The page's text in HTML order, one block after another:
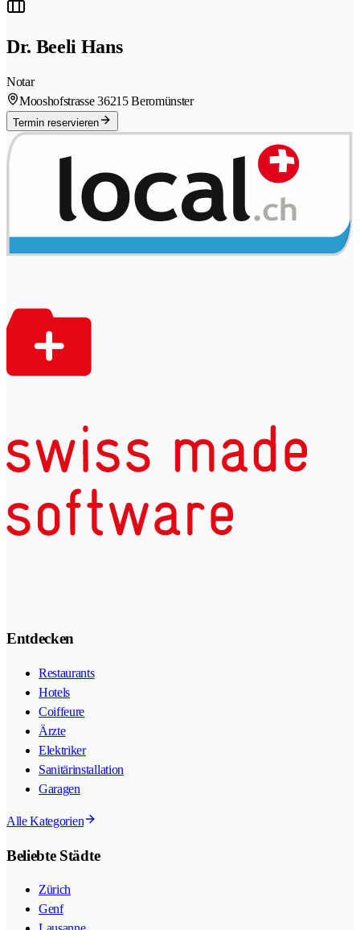
Dr. Beeli Hans
Notar
Mooshofstrasse 36215 Beromünster
Termin reservieren
Entdecken
Restaurants
Hotels
Coiffeure
Ärzte
Elektriker
Sanitärinstallation
Garagen
Alle Kategorien
Beliebte Städte
Zürich
Genf